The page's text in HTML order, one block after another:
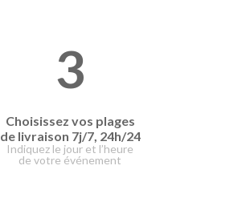
3
Choisissez vos plages
de livraison 7j/7, 24h/24
Indiquez le jour et l’heure
de votre événement